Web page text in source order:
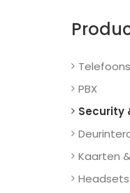
PBX
Security
Kaarten
Headsets